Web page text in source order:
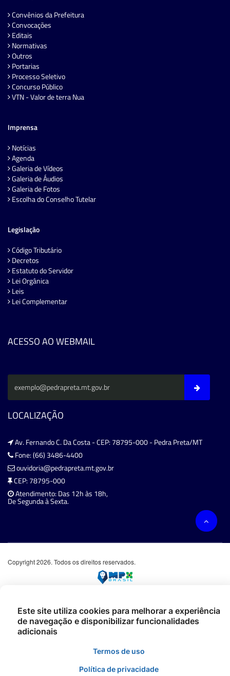
Convênios da Prefeitura
Convocações
Editais
Normativas
Outros
Portarias
Processo Seletivo
Concurso Público
VTN - Valor de terra Nua
Imprensa
Notícias
Agenda
Galeria de Vídeos
Galeria de Áudios
Galeria de Fotos
Escolha do Conselho Tutelar
Legislação
Código Tributário
Decretos
Estatuto do Servidor
Lei Orgânica
Leis
Lei Complementar
ACESSO AO WEBMAIL
LOCALIZAÇÃO
Av. Fernando C. Da Costa - CEP: 78795-000 - Pedra Preta/MT
Fone: (66) 3486-4400
ouvidoria@pedrapreta.mt.gov.br
CEP: 78795-000
Atendimento: Das 12h às 18h,
De Segunda à Sexta.
Copyright 2026. Todos os direitos reservados.
Este site utiliza cookies para melhorar a experiência
de navegação e disponibilizar funcionalidades
adicionais
Termos de uso
Política de privacidade